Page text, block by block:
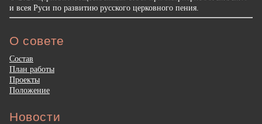
и всея Руси по развитию русского церковного пения.
О совете
Состав
План работы
Проекты
Положение
Новости